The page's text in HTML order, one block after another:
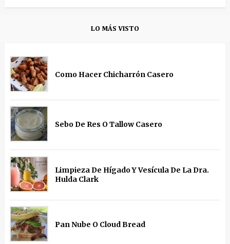
LO MÁS VISTO
Como Hacer Chicharrón Casero
Sebo De Res O Tallow Casero
Limpieza De Hígado Y Vesícula De La Dra.
Hulda Clark
Pan Nube O Cloud Bread